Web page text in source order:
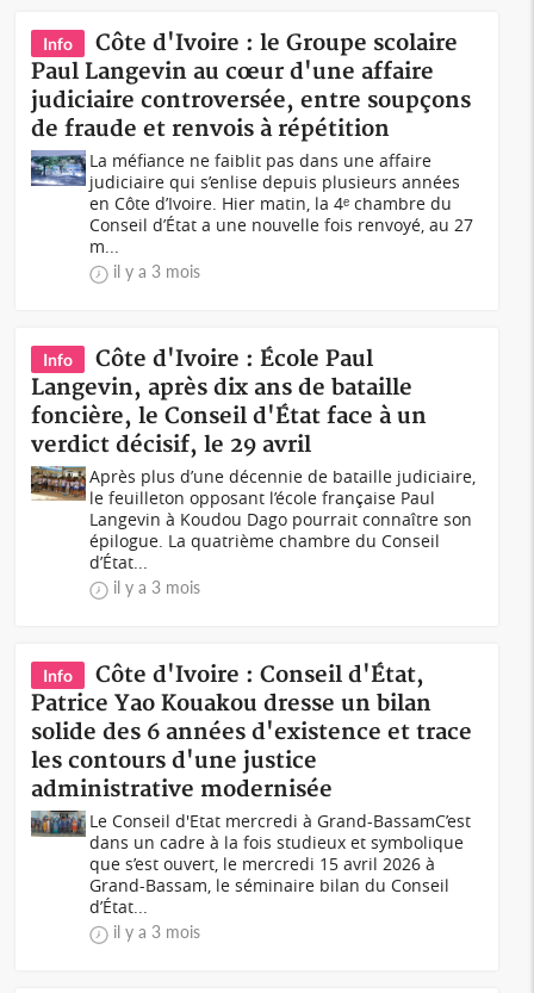
Info
Côte d'Ivoire : le Groupe scolaire
Paul Langevin au cœur d'une affaire
judiciaire controversée, entre soupçons
de fraude et renvois à répétition
La méfiance ne faiblit pas dans une affaire
judiciaire qui s’enlise depuis plusieurs années
en Côte d’Ivoire. Hier matin, la 4ᵉ chambre du
Conseil d’État a une nouvelle fois renvoyé, au 27
m...
il y a 3 mois
Info
Côte d'Ivoire : École Paul
Langevin, après dix ans de bataille
foncière, le Conseil d'État face à un
verdict décisif, le 29 avril
Après plus d’une décennie de bataille judiciaire,
le feuilleton opposant l’école française Paul
Langevin à Koudou Dago pourrait connaître son
épilogue. La quatrième chambre du Conseil
d’État...
il y a 3 mois
Info
Côte d'Ivoire : Conseil d'État,
Patrice Yao Kouakou dresse un bilan
solide des 6 années d'existence et trace
les contours d'une justice
administrative modernisée
Le Conseil d'Etat mercredi à Grand-BassamC’est
dans un cadre à la fois studieux et symbolique
que s’est ouvert, le mercredi 15 avril 2026 à
Grand-Bassam, le séminaire bilan du Conseil
d’État...
il y a 3 mois